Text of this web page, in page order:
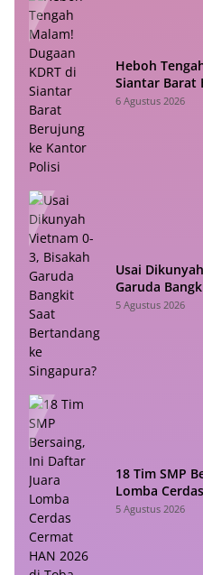
Heboh
Siantar Barat
6 Agustus 2026
Usai
Garuda
Singapura?
5 Agustus 2026
18 Tim SMP
Lomba
5 Agustus 2026